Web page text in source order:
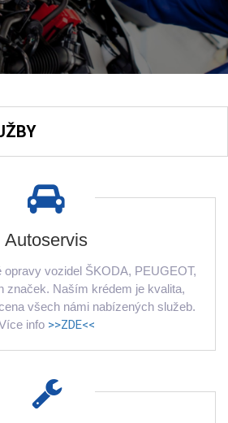
Autoservis
vozidel ŠKODA, PEUGEOT,
značek. Naším krédem je kvalita,
všech námi nabízených služeb.
info >>ZDE<<